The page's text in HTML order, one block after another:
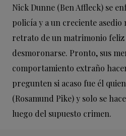
Nick Dunne (Ben Affleck) se
policía y a un creciente
retrato de un matrimonio feliz
desmoronarse. Pronto, sus
comportamiento extraño
pregunten si acaso fue él
(Rosamund Pike) y solo se
luego del supuesto crimen.